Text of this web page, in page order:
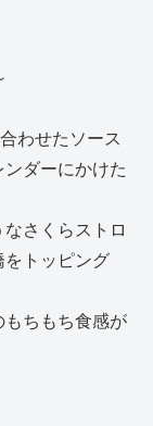
わせたソース
ダーにかけた
さくらストロ
トッピング
ちもち食感が